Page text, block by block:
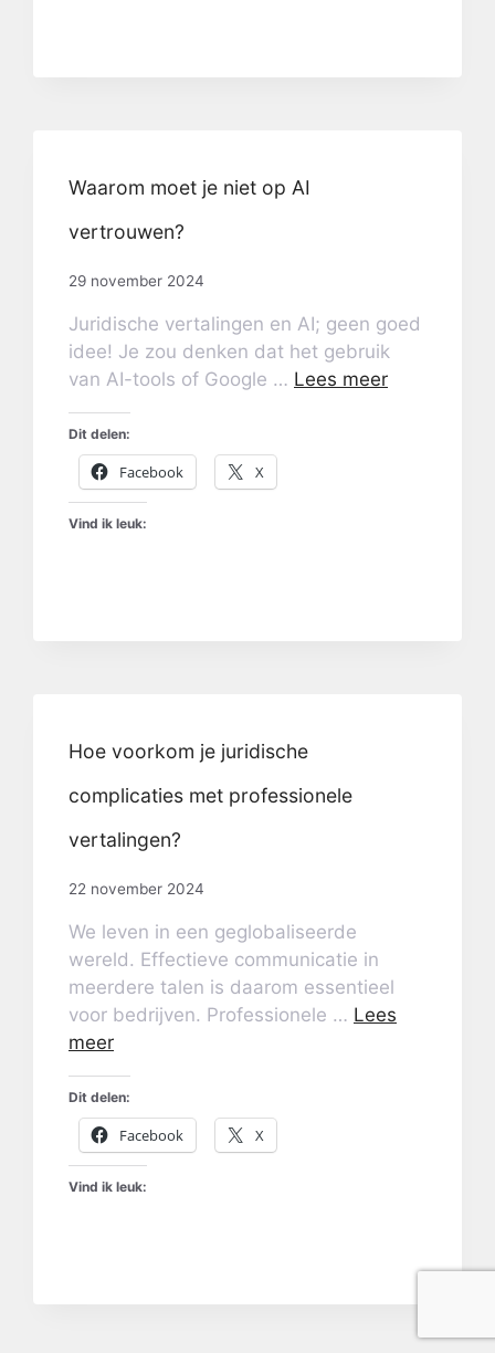
Waarom moet je niet op AI
vertrouwen?
29 november 2024
Juridische vertalingen en AI; geen goed
idee! Je zou denken dat het gebruik
van AI-tools of Google … Lees meer
Dit delen:
Facebook X
Vind ik leuk:
Hoe voorkom je juridische
complicaties met professionele
vertalingen?
22 november 2024
We leven in een geglobaliseerde
wereld. Effectieve communicatie in
meerdere talen is daarom essentieel
voor bedrijven. Professionele … Lees
meer
Dit delen:
Facebook X
Vind ik leuk: